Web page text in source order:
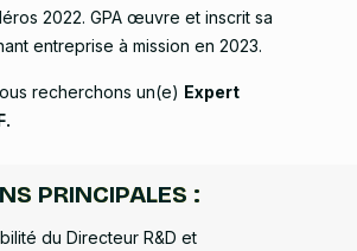
2022. GPA œuvre et inscrit sa
entreprise à mission en 2023.
recherchons un(e) Expert
PRINCIPALES :
du Directeur R&D et